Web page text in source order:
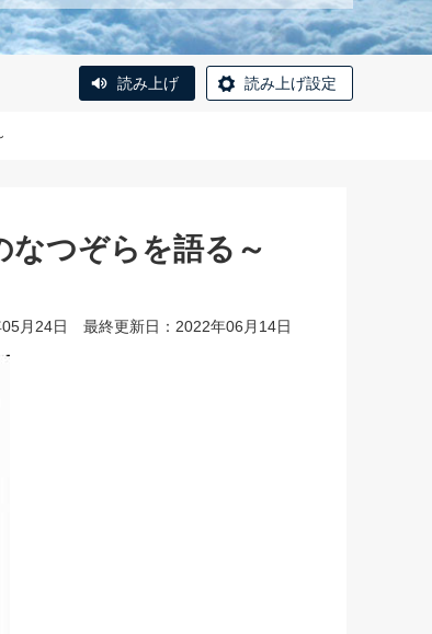
読み上げ 読み上げ設定
つぞらを語る～
月24日 最終更新日：2022年06月14日